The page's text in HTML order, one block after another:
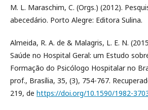
M. L. Maraschim, C. (Orgs.) (2012).
abecedário. Porto Alegre: Editora Sulina.
Almeida, R. A. de & Malagris, L. E. N.
Saúde no Hospital Geral: um Estudo
Formação do Psicólogo Hospitalar no
prof., Brasília, 35, (3), 754-767.
219, de https://doi.org/10.1590/1982-